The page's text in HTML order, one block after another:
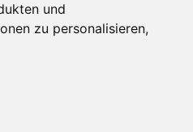
und
zu personalisieren,